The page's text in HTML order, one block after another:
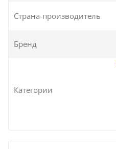
Страна-производитель
Бренд
Категории